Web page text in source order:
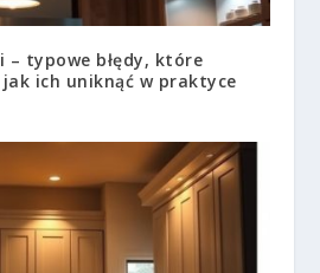
– typowe błędy, które
ich uniknąć w praktyce